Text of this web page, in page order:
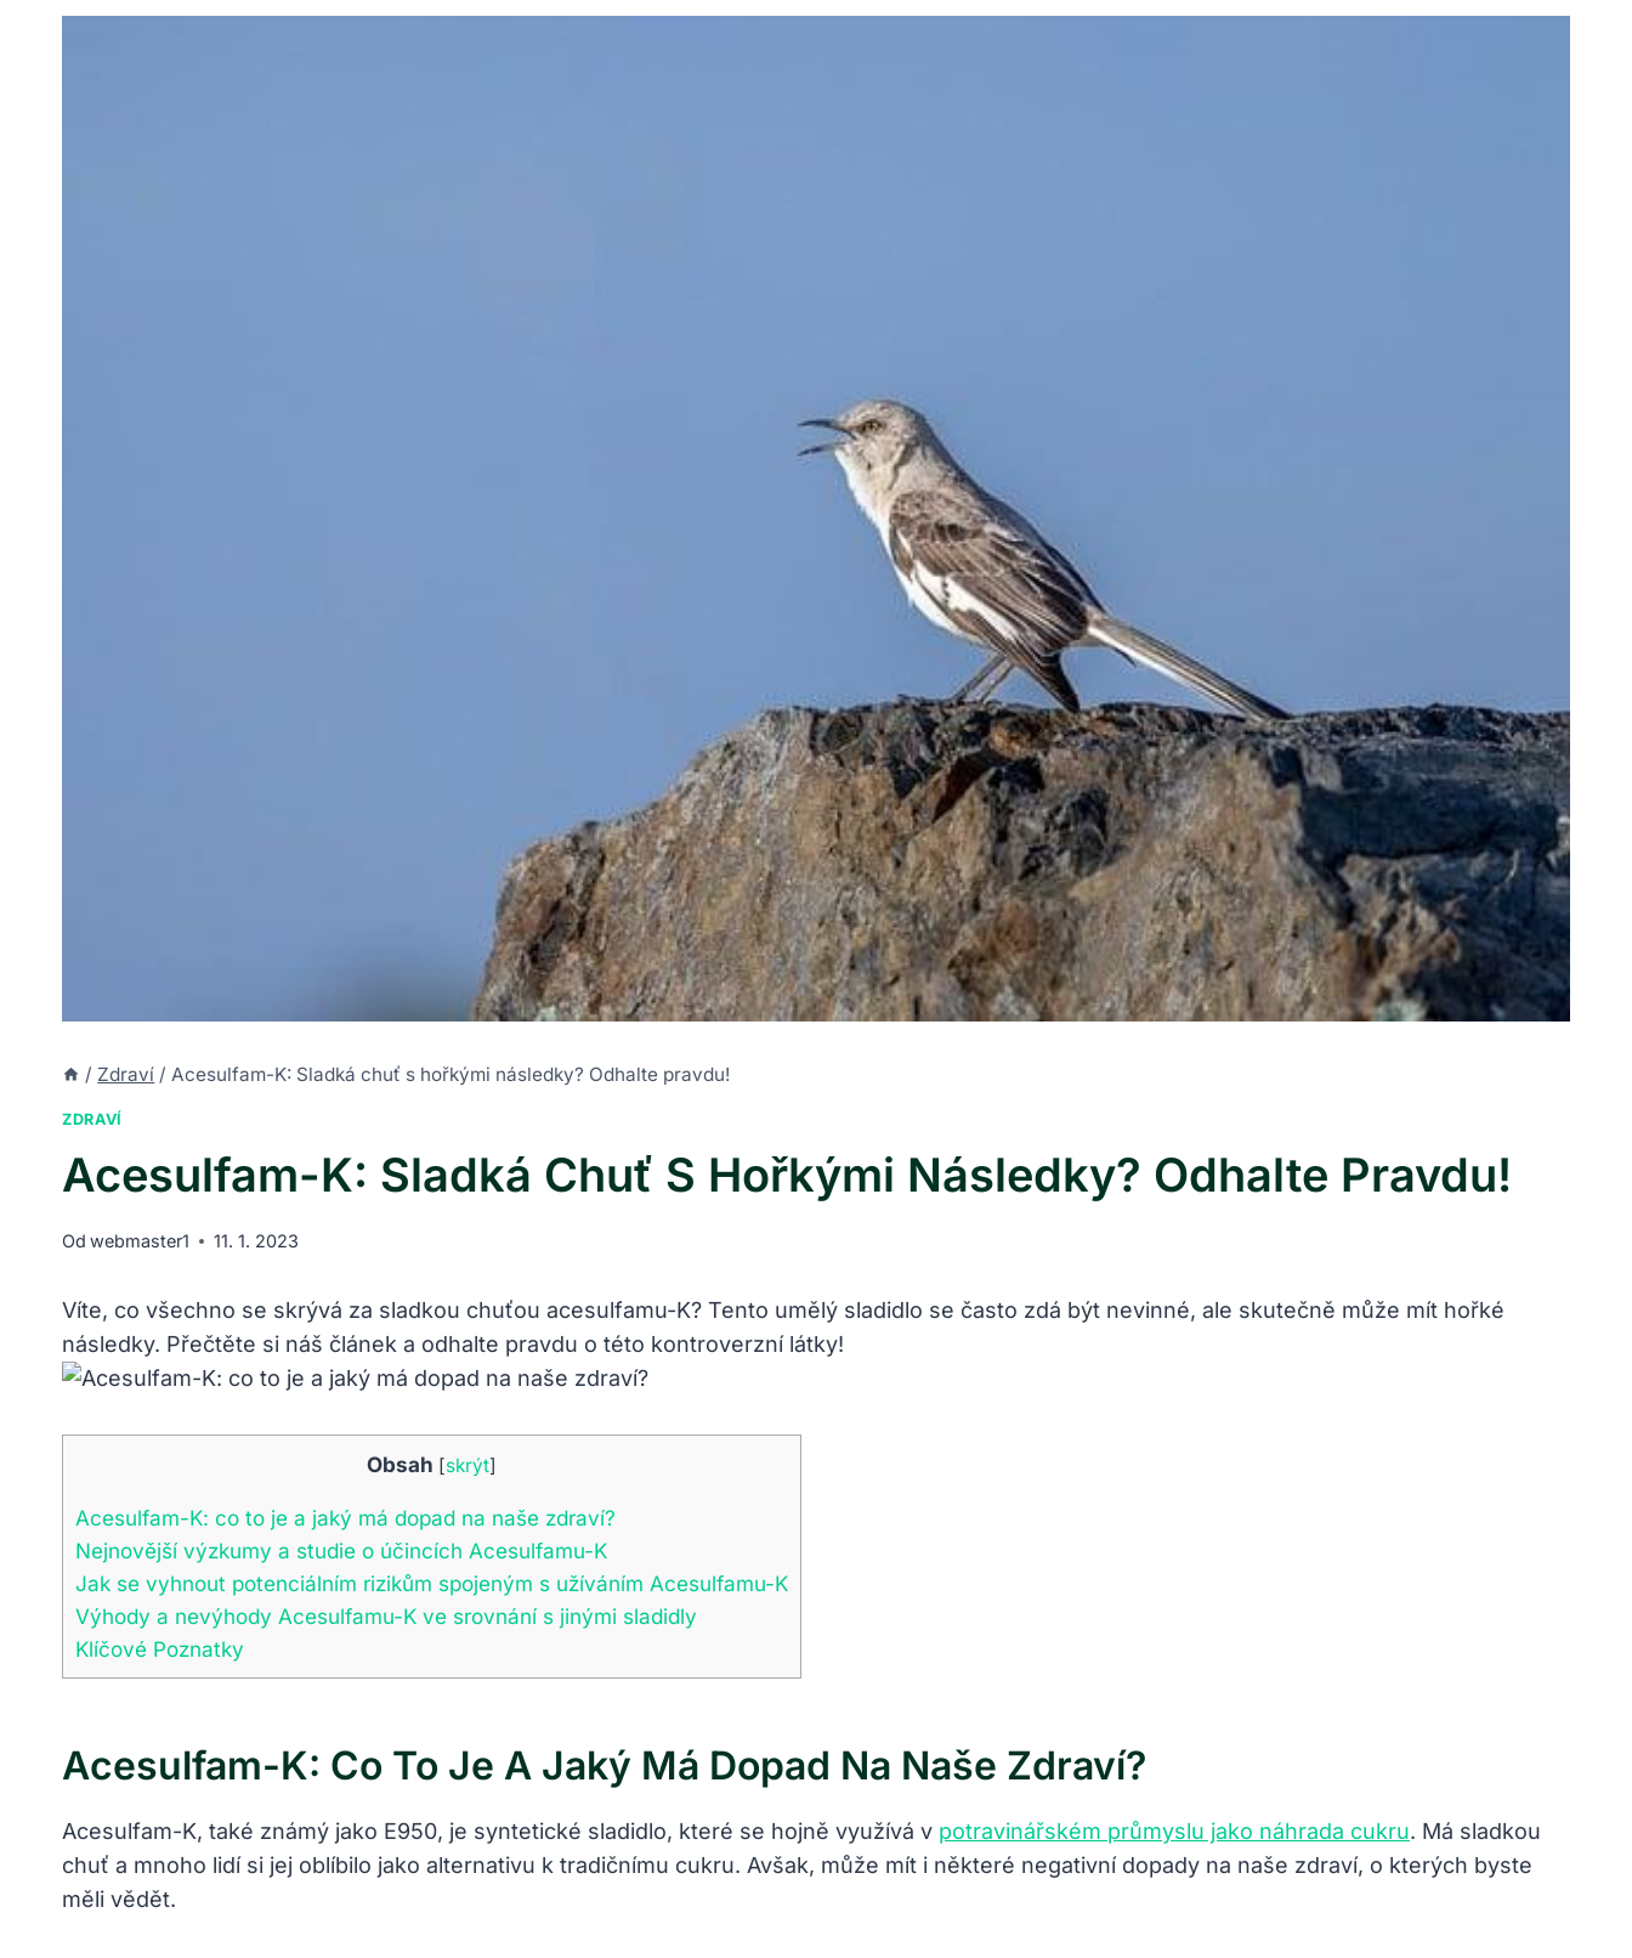
/ Zdraví / Acesulfam-K: Sladká chuť s hořkými následky? Odhalte pravdu!
ZDRAVÍ
Acesulfam-K: Sladká Chuť S Hořkými Následky? Odhalte Pravdu!
Od webmaster1 11. 1. 2023
Víte, co všechno se skrývá za sladkou chuťou acesulfamu-K? Tento umělý sladidlo se často zdá být nevinné, ale skutečně může mít hořké
následky. Přečtěte si náš článek a odhalte pravdu o této kontroverzní látky!
Obsah [skrýt]
Acesulfam-K: co to je a jaký má dopad na naše zdraví?
Nejnovější výzkumy a studie o účincích Acesulfamu-K
Jak se vyhnout potenciálním rizikům spojeným s užíváním Acesulfamu-K
Výhody a nevýhody Acesulfamu-K ve srovnání s jinými sladidly
Klíčové Poznatky
Acesulfam-K: Co To Je A Jaký Má Dopad Na Naše Zdraví?
Acesulfam-K, také známý jako E950, je syntetické sladidlo, které se hojně využívá v potravinářském průmyslu jako náhrada cukru. Má sladkou
chuť a mnoho lidí si jej oblíbilo jako alternativu k tradičnímu cukru. Avšak, může mít i některé negativní dopady na naše zdraví, o kterých byste
měli vědět.